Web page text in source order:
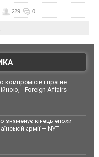
229 0
і прагне
- Foreign Affairs
знаменує кінець епохи
армії — NYT